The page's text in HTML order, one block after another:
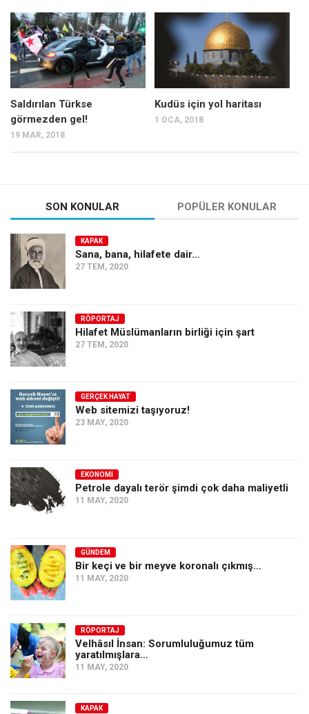
Saldırılan Türkse
görmezden gel!
19 MAR, 2018
Kudüs için yol haritası
1 OCA, 2018
SON KONULAR POPÜLER KONULAR
KAPAK
Sana, bana, hilafete dair…
27 TEM, 2020
RÖPORTAJ
Hilafet Müslümanların birliği için şart
27 TEM, 2020
GERÇEK HAYAT
Web sitemizi taşıyoruz!
23 MAY, 2020
EKONOMI
Petrole dayalı terör şimdi çok daha maliyetli
11 MAY, 2020
GÜNDEM
Bir keçi ve bir meyve koronalı çıkmış…
11 MAY, 2020
RÖPORTAJ
Velhâsıl İnsan: Sorumluluğumuz tüm
yaratılmışlara…
11 MAY, 2020
KAPAK